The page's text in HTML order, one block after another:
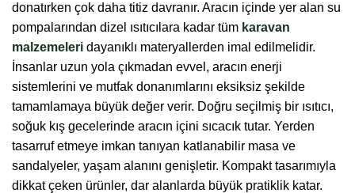
donatırken çok daha titiz davranır. Aracın içinde yer alan su
pompalarından dizel ısıtıcılara kadar tüm karavan
malzemeleri dayanıklı materyallerden imal edilmelidir.
İnsanlar uzun yola çıkmadan evvel, aracın enerji
sistemlerini ve mutfak donanımlarını eksiksiz şekilde
tamamlamaya büyük değer verir. Doğru seçilmiş bir ısıtıcı,
soğuk kış gecelerinde aracın içini sıcacık tutar. Yerden
tasarruf etmeye imkan tanıyan katlanabilir masa ve
sandalyeler, yaşam alanını genişletir. Kompakt tasarımıyla
dikkat çeken ürünler, dar alanlarda büyük pratiklik katar.